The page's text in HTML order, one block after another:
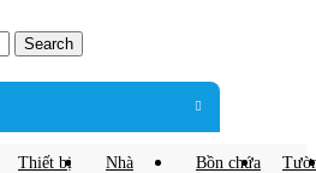
Search
Thiết bị
Nhà
Bồn chứa